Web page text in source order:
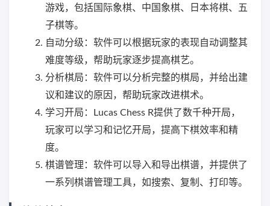
游戏，包括国际象棋、中国象棋、日本将棋、五
子棋等。
自动分级：软件可以根据玩家的表现自动调整其
难度等级，帮助玩家逐步提高棋艺。
分析棋局：软件可以分析完整的棋局，并给出建
议和建议的原因，帮助玩家改进棋术。
学习开局：Lucas Chess R提供了数千种开局，
玩家可以学习和记忆开局，提高下棋效率和精
度。
棋谱管理：软件可以导入和导出棋谱，并提供了
一系列棋谱管理工具，如搜索、复制、打印等。